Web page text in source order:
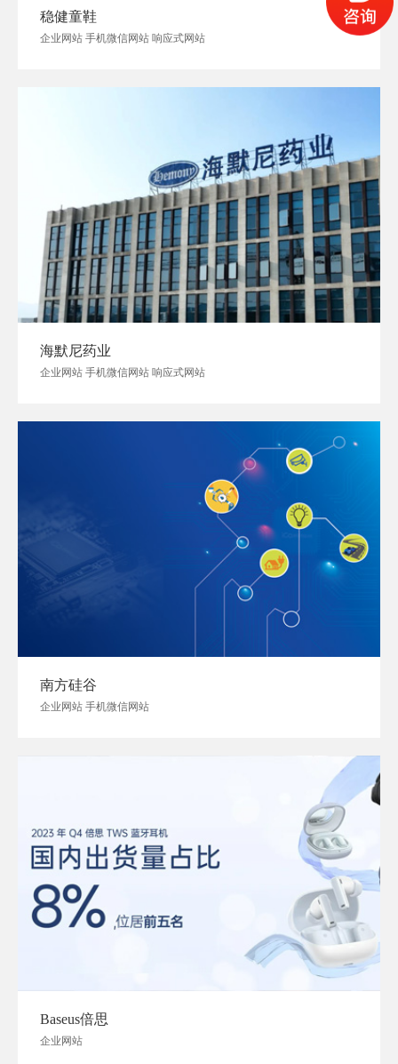
稳健童鞋
企业网站 手机微信网站 响应式网站
海默尼药业
企业网站 手机微信网站 响应式网站
南方硅谷
企业网站 手机微信网站
Baseus倍思
企业网站